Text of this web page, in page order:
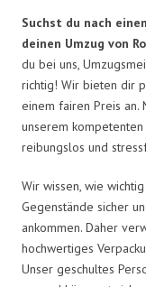
Suchst du nach
deinen Umzug von
du bei uns,
richtig! Wir bieten dir
einem fairen Preis an.
unserem
reibungslos und
Wir wissen, wie
Gegenstände sicher
ankommen. Daher
hochwertiges
Unser geschultes